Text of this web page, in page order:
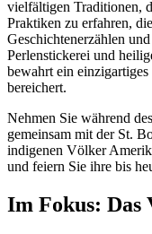
vielfältigen Traditionen,
Praktiken zu erfahren,
Geschichtenerzählen
Perlenstickerei und
bewahrt ein
bereichert.
Nehmen Sie während
gemeinsam mit der St.
indigenen Völker
und feiern Sie ihre bis
Im Fokus: Das